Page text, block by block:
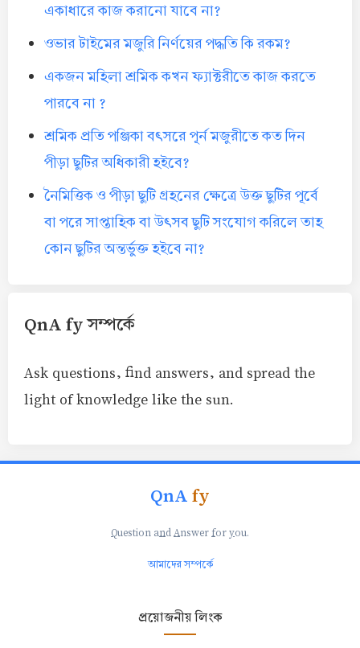
একাধারে কাজ করানো যাবে না?
ওভার টাইমের মজুরি নির্ণয়ের পদ্ধতি কি রকম?
একজন মহিলা শ্রমিক কখন ফ্যাক্টরীতে কাজ করতে
পারবে না ?
শ্রমিক প্রতি পঞ্জিকা বৎসরে পূর্ন মজুরীতে কত দিন
পীড়া ছুটির অধিকারী হইবে?
নৈমিত্তিক ও পীড়া ছুটি গ্রহনের ক্ষেত্রে উক্ত ছুটির পূর্বে
বা পরে সাপ্তাহিক বা উৎসব ছুটি সংযোগ করিলে তাহ
কোন ছুটির অন্তর্ভু্ক্ত হইবে না?
QnA fy সম্পর্কে
Ask questions, find answers, and spread the
light of knowledge like the sun.
QnAfy
Question andAnswer foryou.
আমাদের সম্পর্কে
প্রয়োজনীয় লিংক